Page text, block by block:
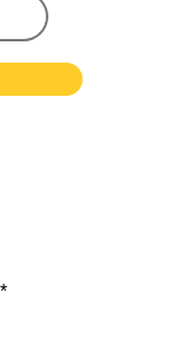
*Obligatorio